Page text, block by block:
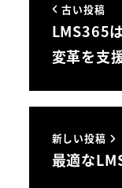
古い投稿
LMS365
変革を支
新しい投稿
最適な